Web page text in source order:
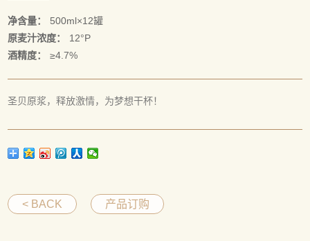
净含量：
500ml×12罐
原麦汁浓度：
12°P
酒精度：
≥4.7%
圣贝原浆，释放激情，为梦想干杯！
< BACK 产品订购